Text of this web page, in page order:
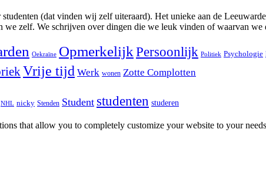
(dat vinden wij zelf uiteraard). Het unieke aan de
zelf. We schrijven over dingen die we leuk vinden of waarvan
Oekraïne OpmerkelijkPersoonlijk Politiek Psychologie
Vrije tijd Werk wonen Zotte Complotten
NHL nicky Stenden Student studenten studeren
that allow you to completely customize your website to your